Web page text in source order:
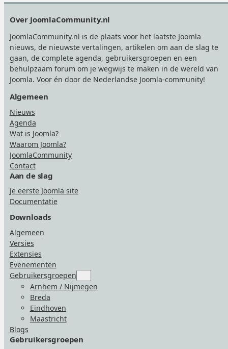
Over JoomlaCommunity.nl
JoomlaCommunity.nl is de plaats voor het laatste Joomla
nieuws, de nieuwste vertalingen, artikelen om aan de slag te
gaan, de complete agenda, gebruikersgroepen en een
behulpzaam forum om je wegwijs te maken in de wereld van
Joomla. Voor én door de Nederlandse Joomla-community!
Algemeen
Nieuws
Agenda
Wat is Joomla?
Waarom Joomla?
JoomlaCommunity
Contact
Aan de slag
Je eerste Joomla site
Documentatie
Downloads
Algemeen
Versies
Extensies
Evenementen
Gebruikersgroepen
for
“Gebruikersgroepen”
Arnhem / Nijmegen
Breda
Eindhoven
Maastricht
Blogs
Gebruikersgroepen